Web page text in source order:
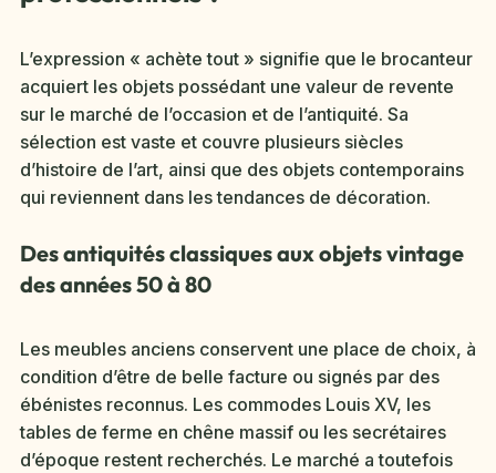
L’expression « achète tout » signifie que le brocanteur
acquiert les objets possédant une valeur de revente
sur le marché de l’occasion et de l’antiquité. Sa
sélection est vaste et couvre plusieurs siècles
d’histoire de l’art, ainsi que des objets contemporains
qui reviennent dans les tendances de décoration.
Des antiquités classiques aux objets vintage
des années 50 à 80
Les meubles anciens conservent une place de choix, à
condition d’être de belle facture ou signés par des
ébénistes reconnus. Les commodes Louis XV, les
tables de ferme en chêne massif ou les secrétaires
d’époque restent recherchés. Le marché a toutefois